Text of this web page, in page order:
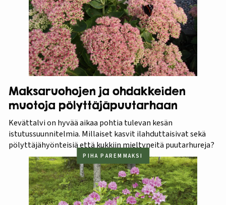
Maksaruohojen ja ohdakkeiden
muotoja pölyttäjäpuutarhaan
Kevättalvi on hyvää aikaa pohtia tulevan kesän
istutussuunnitelmia. Millaiset kasvit ilahduttaisivat sekä
pölyttäjähyönteisiä että kukkiin mieltyneitä puutarhureja?
PIHA PAREMMAKSI